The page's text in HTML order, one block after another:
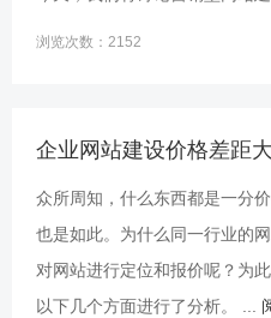
浏览次数：2152
企业网站建设价格差距
众所周知，什么东西都是一分
也是如此。为什么同一行业的
对网站进行定位和报价呢？为
以下几个方面进行了分析。 ...